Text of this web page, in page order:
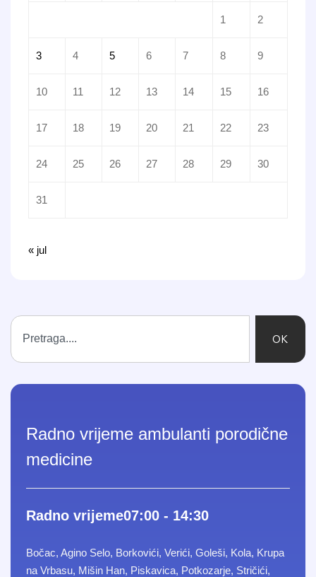
1 2
3 4 5 6 7 8 9
10 11 12 13 14 15 16
17 18 19 20 21 22 23
24 25 26 27 28 29 30
31
« jul
OK
Radno vrijeme ambulanti porodične
medicine
Radno vrijeme07:00 - 14:30
Bočac, Agino Selo, Borkovići, Verići, Goleši, Kola, Krupa
na Vrbasu, Mišin Han, Piskavica, Potkozarje, Stričići,